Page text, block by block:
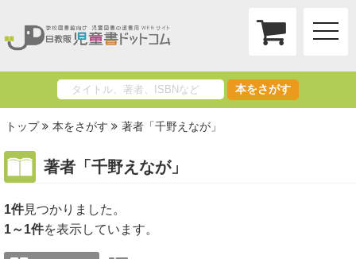
toggle
本をさがす
トップ 本をさがす 著者「千野えなが」
著者「千野えなが」
1件
1～1件を表示しています。